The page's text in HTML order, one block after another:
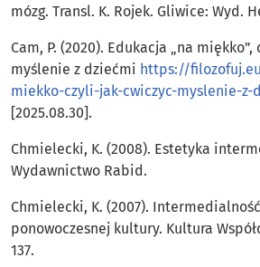
mózg. Transl. K. Rojek. Gliwice: Wyd.
Cam, P. (2020). Edukacja „na
myślenie z dziećmi https://
miekko-czyli-jak-cwiczyc-myslenie-
[2025.08.30].
Chmielecki, K. (2008). Estetyka
Wydawnictwo Rabid.
Chmielecki, K. (2007).
ponowoczesnej kultury. Kultura
137.